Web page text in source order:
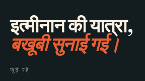
इत्मीनान की यात्रा,
बखूबी सुनाई गई।
जुड़े रहें